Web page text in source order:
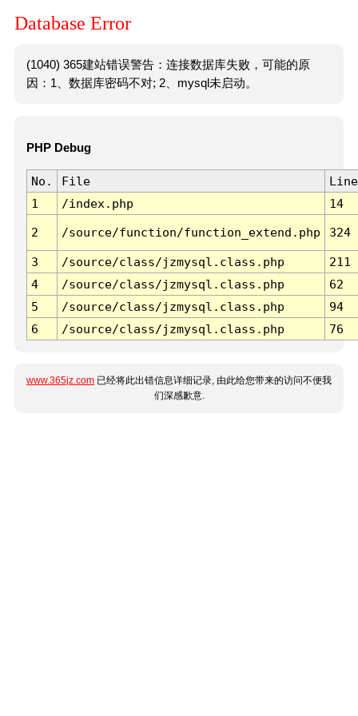
Database Error
(1040) 365建站错误警告：连接数据库失败，可能的原
因：1、数据库密码不对; 2、mysql未启动。
PHP Debug
No. File
Line
1
/index.php 14
2 /source/function/function_extend.php 324
3 /source/class/jzmysql.class.php
211
4
/source/class/jzmysql.class.php
62
5
/source/class/jzmysql.class.php
94
6
/source/class/jzmysql.class.php 76
www.365jz.com 已经将此出错信息详细记录, 由此给您带来的访问不便我
们深感歉意.